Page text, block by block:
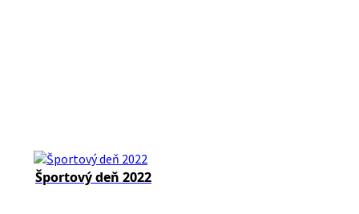
Športový deň 2022